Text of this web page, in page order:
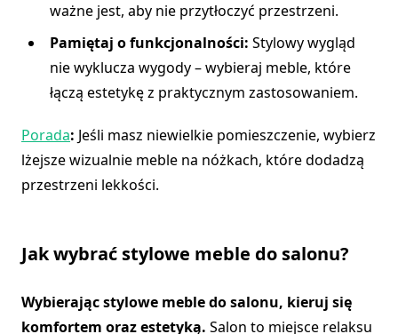
ważne jest, aby nie przytłoczyć przestrzeni.
Pamiętaj o funkcjonalności: Stylowy wygląd
nie wyklucza wygody – wybieraj meble, które
łączą estetykę z praktycznym zastosowaniem.
Porada: Jeśli masz niewielkie pomieszczenie, wybierz
lżejsze wizualnie meble na nóżkach, które dodadzą
przestrzeni lekkości.
Jak wybrać stylowe meble do salonu?
Wybierając stylowe meble do salonu, kieruj się
komfortem oraz estetyką. Salon to miejsce relaksu